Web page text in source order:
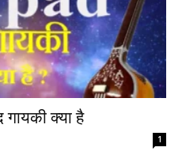
क्या है
1